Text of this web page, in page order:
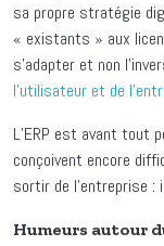
sa propre stratégie
« existants » aux
s’adapter et non
l’utilisateur et de
L’ERP est avant tout
conçoivent encore
sortir de l’entreprise :
Humeurs autour